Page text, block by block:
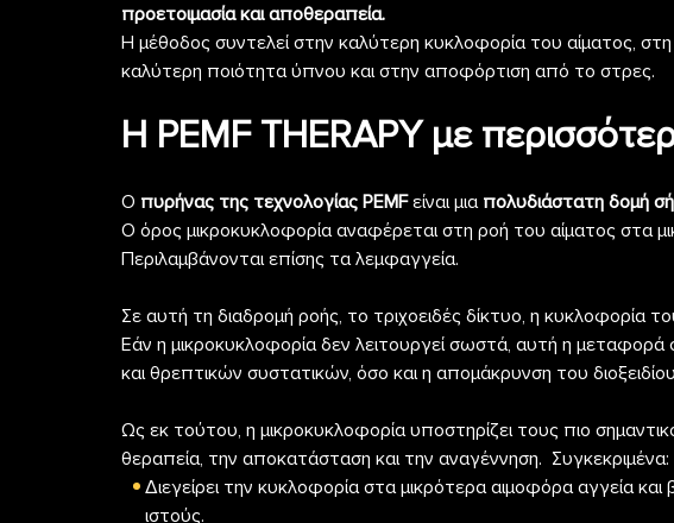
προετοιμασία και αποθεραπεία.
Η μέθοδος συντελεί στην καλύτερη κυκλοφορία του αίματος,
καλύτερη ποιότητα ύπνου και στην αποφόρτιση από το στρες.
Η PEMF THERAPY με
Ο πυρήνας της τεχνολογίας PEMFείναι μια πολυδιάστατη δομή
Ο όρος μικροκυκλοφορία αναφέρεται στη ροή του αίματος στα
Περιλαμβάνονται επίσης τα λεμφαγγεία.
Σε αυτή τη διαδρομή ροής, το τριχοειδές δίκτυο, η κυκλοφορία
Εάν η μικροκυκλοφορία δεν λειτουργεί σωστά, αυτή η
και θρεπτικών συστατικών, όσο και η απομάκρυνση του
Ως εκ τούτου, η μικροκυκλοφορία υποστηρίζει τους πιο
θεραπεία, την αποκατάσταση και την αναγέννηση. Συγκεκριμένα:
Διεγείρει την κυκλοφορία στα μικρότερα αιμοφόρα αγγεία
ιστούς.